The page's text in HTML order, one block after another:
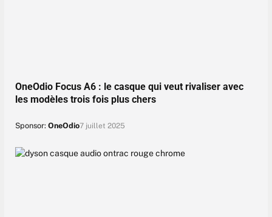
OneOdio Focus A6 : le casque qui veut rivaliser avec
les modèles trois fois plus chers
Sponsor: OneOdio7 juillet 2025